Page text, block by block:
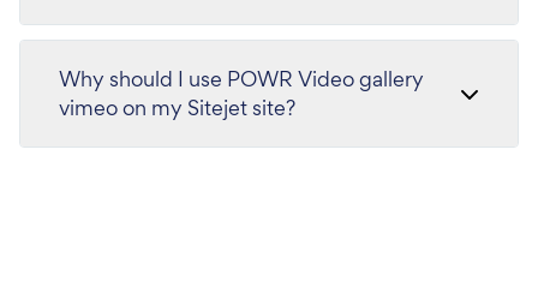
Why should I use POWR Video gallery
vimeo on my Sitejet site?